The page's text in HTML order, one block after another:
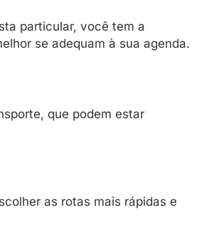
particular, você tem a
se adequam à sua agenda.
que podem estar
as rotas mais rápidas e